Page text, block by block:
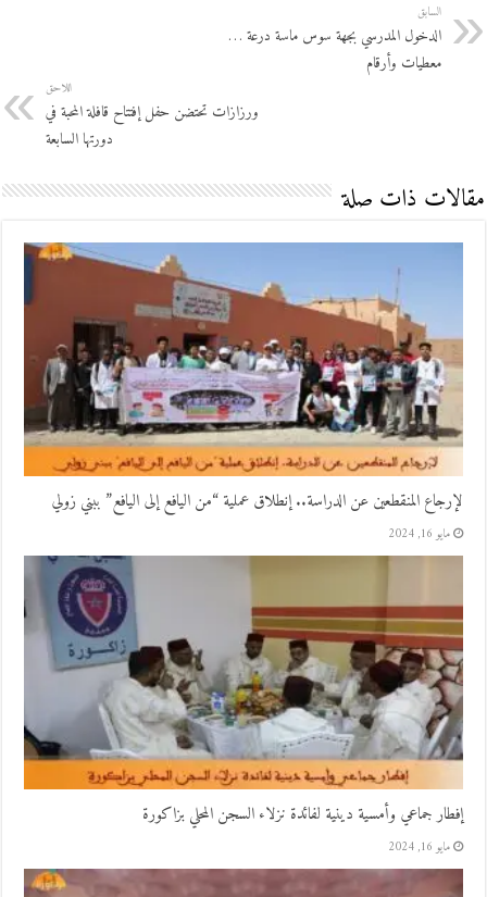
السابق
الدخول المدرسي بجهة سوس ماسة درعة …
معطيات وأرقام
اللاحق
ورزازات تحتضن حفل إفتتاح قافلة المحبة في
دورتها السابعة
مقالات ذات صلة
لإرجاع المنقطعين عن الدراسة.. إنطلاق عملية “من اليافع إلى اليافع” ببني زولي
مايو 16, 2024
إفطار جماعي وأمسية دينية لفائدة نزلاء السجن المحلي بزاكورة
مايو 16, 2024